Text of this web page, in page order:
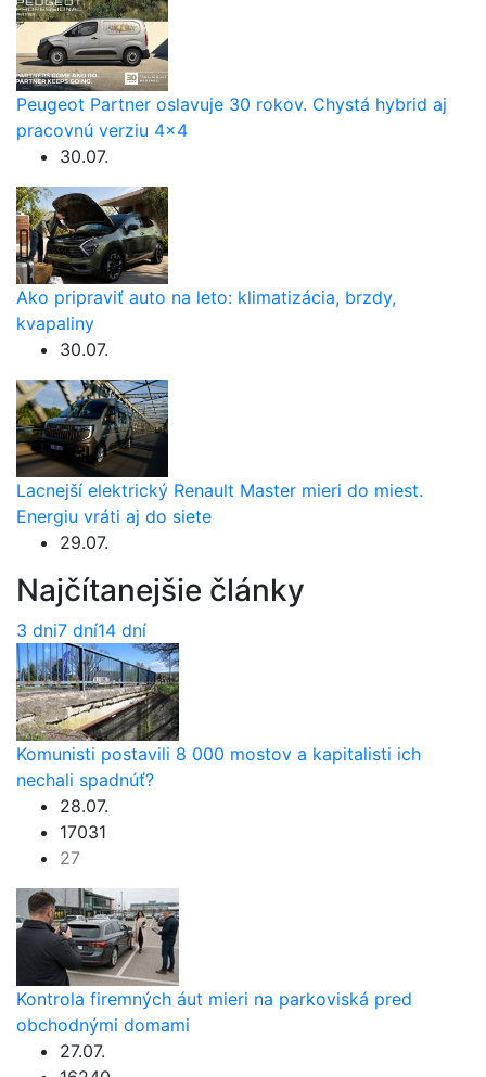
Peugeot Partner oslavuje 30 rokov. Chystá hybrid aj
pracovnú verziu 4×4
30.07.
Ako pripraviť auto na leto: klimatizácia, brzdy,
kvapaliny
30.07.
Lacnejší elektrický Renault Master mieri do miest.
Energiu vráti aj do siete
29.07.
Najčítanejšie články
3 dni7 dní14 dní
Komunisti postavili 8 000 mostov a kapitalisti ich
nechali spadnúť?
28.07.
17031
27
Kontrola firemných áut mieri na parkoviská pred
obchodnými domami
27.07.